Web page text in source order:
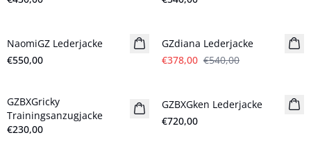
Neuheiten
NaomiGZ Lederjacke
€550,00
GZdiana Lederjacke
€378,00 €540,00
BARBIE&GESTUZ
GZBXGricky
Trainingsanzugjacke
€230,00
BARBIE&GESTUZ
GZBXGken Lederjacke
€720,00